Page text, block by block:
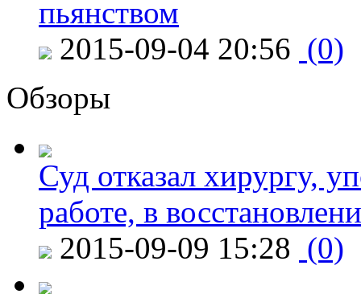
пьянством
2015-09-04 20:56 (0)
Обзоры
Суд отказал хирургу,
работе, в
2015-09-09 15:28 (0)